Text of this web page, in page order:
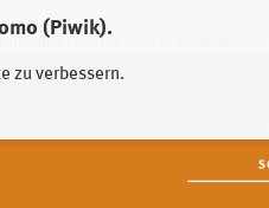
(Piwik).
zu verbessern.
MÜNCHNER PLATZ DRESDEN